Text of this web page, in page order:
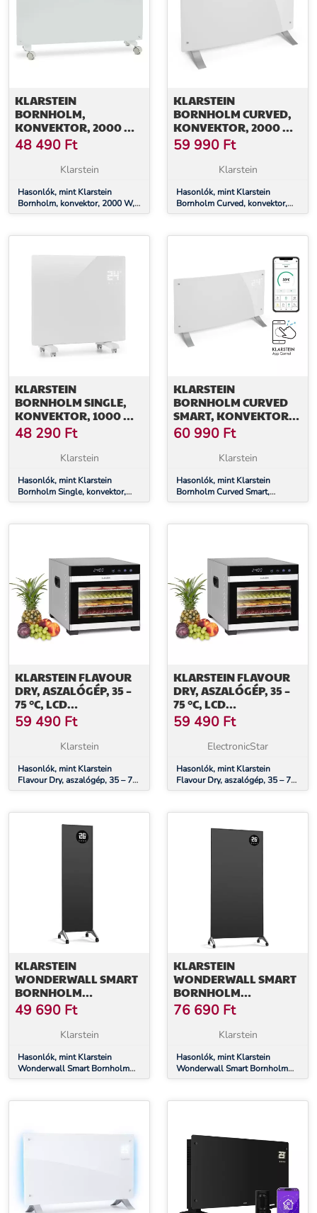
KLARSTEIN
BORNHOLM,
KONVEKTOR, 2000 W,
LED KIJELZŐ, 2 FŰTÉSI
FOKOZAT, FEHÉR
48 490 Ft
Klarstein
Hasonlók, mint Klarstein
Bornholm, konvektor, 2000 W,
LED kijelző, 2 fűtési fokozat,
KLARSTEIN
BORNHOLM CURVED,
KONVEKTOR, 2000 W,
TERMOSZTÁT, IDŐZÍTŐ,
FEHÉR
59 990 Ft
Klarstein
Hasonlók, mint Klarstein
Bornholm Curved, konvektor,
2000 W, termosztát, időzítő,
KLARSTEIN
BORNHOLM SINGLE,
KONVEKTOR, 1000 W,
TERMOSZTÁT, IDŐZÍTŐ,
FEHÉR
48 290 Ft
Klarstein
Hasonlók, mint Klarstein
Bornholm Single, konvektor,
1000 W, termosztát, időzítő,
KLARSTEIN
BORNHOLM CURVED
SMART, KONVEKTOR,
2000 W, VEZÉRLÉS
APPLIKÁCIÓN
KERESZTÜL, FEHÉR
60 990 Ft
Klarstein
Hasonlók, mint Klarstein
Bornholm Curved Smart,
konvektor, 2000 W, vezérlés
KLARSTEIN FLAVOUR
DRY, ASZALÓGÉP, 35 –
75 °C, LCD
ÉRINTŐKÉPERNYŐS
KIJELZŐ, IDŐZÍTŐ,
59 490 Ft
Klarstein
Hasonlók, mint Klarstein
Flavour Dry, aszalógép, 35 – 75
°C, LCD érintőképernyős kijelző,
KLARSTEIN FLAVOUR
DRY, ASZALÓGÉP, 35 –
75 °C, LCD
ÉRINTŐKÉPERNYŐS
KIJELZŐ, IDŐZÍTŐ,
FEKETE
59 490 Ft
ElectronicStar
Hasonlók, mint Klarstein
Flavour Dry, aszalógép, 35 – 75
°C, LCD érintőképernyős kijelző,
KLARSTEIN
WONDERWALL SMART
BORNHOLM
INFRAVÖRÖS
HŐSUGÁRZÓ, 400 W,
INTELLIGENS VEZÉRLÉS,
KIJELZŐ
49 690 Ft
Klarstein
Hasonlók, mint Klarstein
Wonderwall Smart Bornholm
infravörös hősugárzó, 400 W,
szerelés, LED-Kijelző
KLARSTEIN
WONDERWALL SMART
BORNHOLM
INFRAVÖRÖS
HŐSUGÁRZÓ, 1200 W,
INTELLIGENS VEZÉRLÉS,
KIJELZŐ
76 690 Ft
Klarstein
Hasonlók, mint Klarstein
Wonderwall Smart Bornholm
infravörös hősugárzó, 1200 W,
szerelés, LED-Kijelző